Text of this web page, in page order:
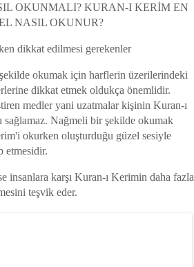
OKUNMALI? KURAN-I KERİM EN
NASIL OKUNUR?
dikkat edilmesi gerekenler
okumak için harflerin üzerilerindeki
dikkat etmek oldukça önemlidir.
medler yani uzatmalar kişinin Kuran-ı
sağlamaz. Nağmeli bir şekilde okumak
okurken oluşturduğu güzel sesiyle
etmesidir.
insanlara karşı Kuran-ı Kerimin daha fazla
teşvik eder.